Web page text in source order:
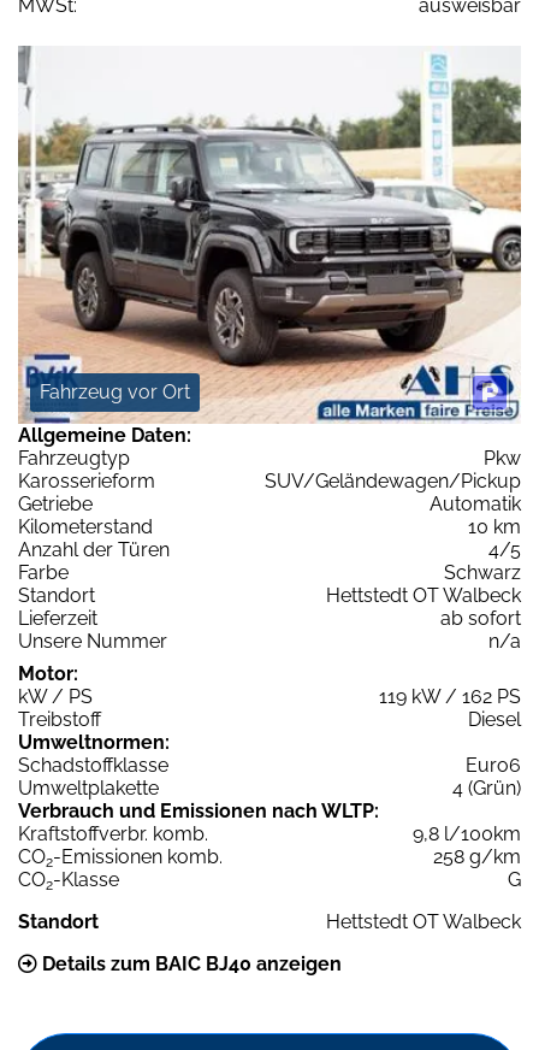
MWSt:
ausweisbar
Fahrzeug vor Ort
Allgemeine Daten:
Fahrzeugtyp
Pkw
Karosserieform
SUV/Geländewagen/Pickup
Getriebe
Automatik
Kilometerstand
10 km
Anzahl der Türen
4/5
Farbe
Schwarz
Standort
Hettstedt OT Walbeck
Lieferzeit
ab sofort
Unsere Nummer
n/a
Motor:
kW / PS
119 kW / 162 PS
Treibstoff
Diesel
Umweltnormen:
Schadstoffklasse
Euro6
Umweltplakette
4 (Grün)
Verbrauch und Emissionen nach WLTP:
Kraftstoffverbr. komb.
9,8 l/100km
CO2-Emissionen komb.
258 g/km
CO2-Klasse
G
Standort
Hettstedt OT Walbeck
Details zum BAIC BJ40 anzeigen